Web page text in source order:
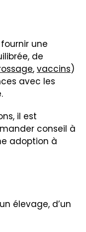
une
de
, vaccins)
avec les
il est
conseil à
adoption à
élevage, d’un